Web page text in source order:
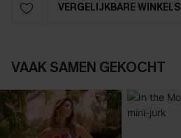
VERGELIJKBARE WINKELS
VAAK SAMEN GEKOCHT